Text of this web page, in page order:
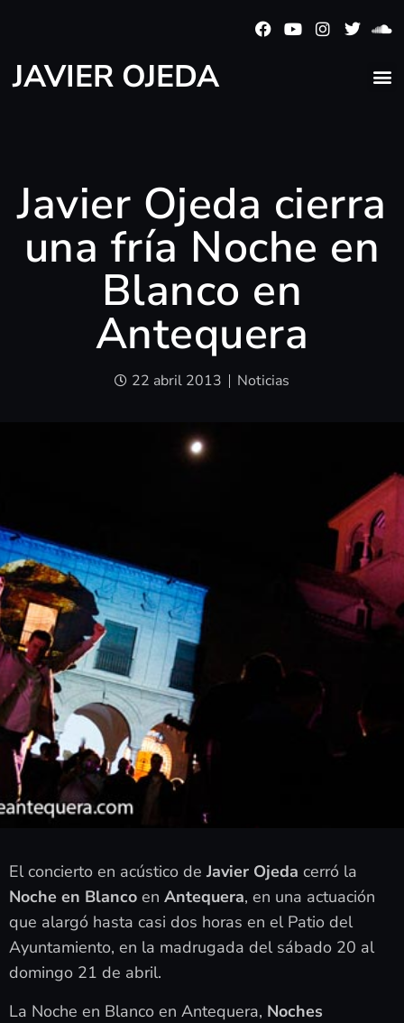
JAVIER OJEDA
Javier Ojeda cierra
una fría Noche en
Blanco en
Antequera
22 abril 2013 Noticias
El concierto en acústico de Javier Ojeda cerró la
Noche en Blanco en Antequera, en una actuación
que alargó hasta casi dos horas en el Patio del
Ayuntamiento, en la madrugada del sábado 20 al
domingo 21 de abril.
La Noche en Blanco en Antequera, Noches